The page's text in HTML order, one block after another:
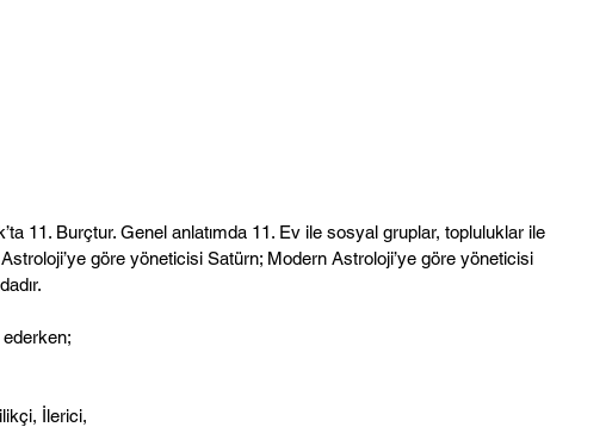
11. Burçtur. Genel anlatımda 11. Ev ile sosyal gruplar, topluluklar ile
göre yöneticisi Satürn; Modern Astroloji’ye göre yöneticisi
İlerici,